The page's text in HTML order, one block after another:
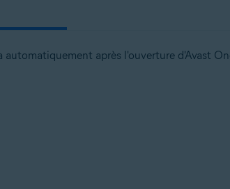
après l'ouverture d'Avast